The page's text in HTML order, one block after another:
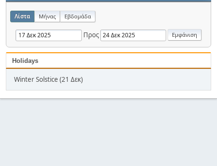
Λίστα Μήνας Εβδομάδα
Προς
Holidays
Winter Solstice (21 Δεκ)